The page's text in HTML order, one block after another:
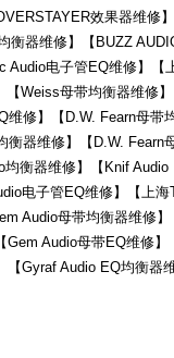
效果器维修
衡器维修】【BUZZ
Audio电子管EQ维修】
Weiss母带均衡器维修
修】【D.W. Fearn母带
衡器维修】【D.W.
均衡器维修】【Knif
电子管EQ维修】【上
Audio母带均衡器维修
Audio母带EQ维修
Gyraf Audio EQ均衡器